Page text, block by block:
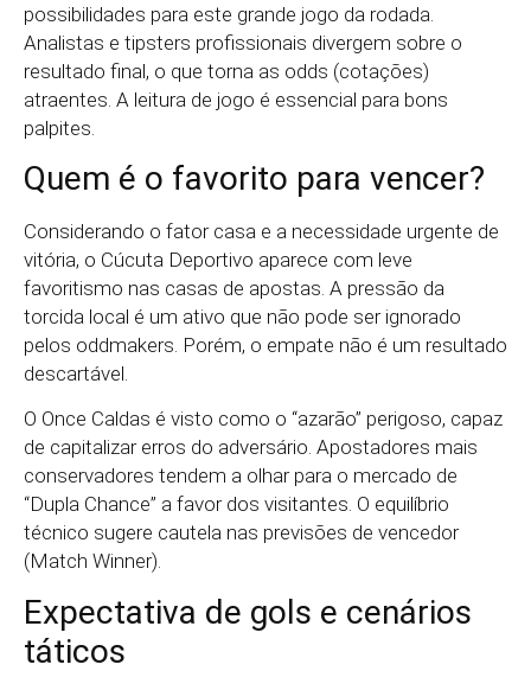
possibilidades para este grande jogo da rodada.
Analistas e tipsters profissionais divergem sobre o
resultado final, o que torna as odds (cotações)
atraentes. A leitura de jogo é essencial para bons
palpites.
Quem é o favorito para vencer?
Considerando o fator casa e a necessidade urgente de
vitória, o Cúcuta Deportivo aparece com leve
favoritismo nas casas de apostas. A pressão da
torcida local é um ativo que não pode ser ignorado
pelos oddmakers. Porém, o empate não é um resultado
descartável.
O Once Caldas é visto como o “azarão” perigoso, capaz
de capitalizar erros do adversário. Apostadores mais
conservadores tendem a olhar para o mercado de
“Dupla Chance” a favor dos visitantes. O equilíbrio
técnico sugere cautela nas previsões de vencedor
(Match Winner).
Expectativa de gols e cenários
táticos